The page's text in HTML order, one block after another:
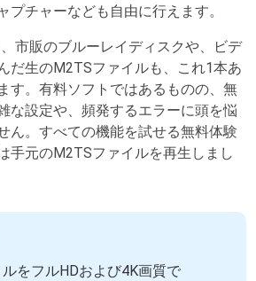
プチャーなども自由に行えます。
市販のブルーレイディスクや、ビデ
だ生のM2TSファイルも、これ1本あ
す。有料ソフトではあるものの、無
な設定や、頻発するエラーに頭を悩
ん。すべての機能を試せる無料体験
手元のM2TSファイルを再生しまし
をフルHDおよび4K画質で